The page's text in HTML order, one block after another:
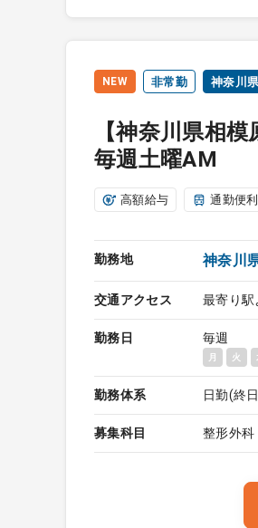
NEW 非常勤 神奈川
【神奈川県相
毎週土曜AM
高額給与 通勤便利
勤務地 神奈川
交通アクセス 最寄り駅
勤務日 毎週
月 火
勤務体系 日勤(終
募集科目 整形外科